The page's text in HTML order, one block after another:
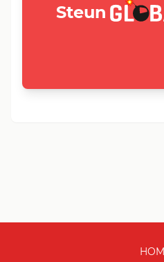
Steun